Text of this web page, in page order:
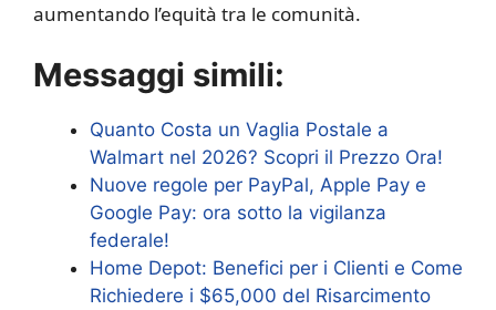
aumentando l’equità tra le comunità.
Messaggi simili:
Quanto Costa un Vaglia Postale a
Walmart nel 2026? Scopri il Prezzo Ora!
Nuove regole per PayPal, Apple Pay e
Google Pay: ora sotto la vigilanza
federale!
Home Depot: Benefici per i Clienti e Come
Richiedere i $65,000 del Risarcimento